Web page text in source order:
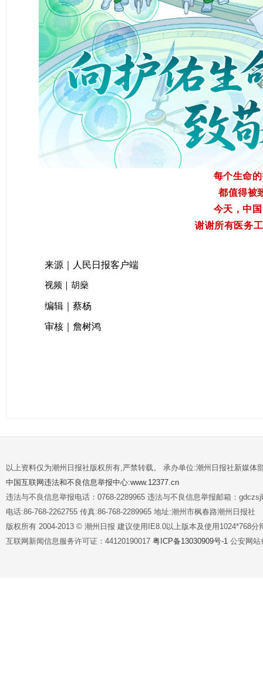
每个生命
都值得被
今天，中
谢谢所有医务
来源｜人民日报客户端
视频｜胡燊
编辑｜蔡杨
审核｜詹树鸿
以上资料仅为潮州日报社版权所有,严禁转载。 承办单位:潮州日报社新媒体
中国互联网违法和不良信息举报中心:www.12377.cn
违法与不良信息举报电话：0768-2289965 违法与不良信息举报邮箱：
电话:86-768-2262755 传真:86-768-2289965 地址:潮州市枫春路潮州日报社
版权所有 2004-2013 © 潮州日报 建议使用IE8.0以上版本及使用1024*768分
互联网新闻信息服务许可证：44120190017 粤ICP备13030909号-1 公安网站